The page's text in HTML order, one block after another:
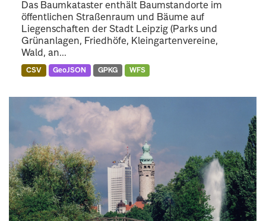
Das Baumkataster enthält Baumstandorte im
öffentlichen Straßenraum und Bäume auf
Liegenschaften der Stadt Leipzig (Parks und
Grünanlagen, Friedhöfe, Kleingartenvereine,
Wald, an...
CSV GeoJSON GPKG WFS